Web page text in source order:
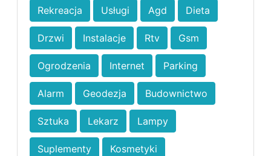
Rekreacja Usługi Agd Dieta
Drzwi Instalacje Rtv Gsm
Ogrodzenia Internet Parking
Alarm Geodezja Budownictwo
Sztuka Lekarz Lampy
Suplementy Kosmetyki